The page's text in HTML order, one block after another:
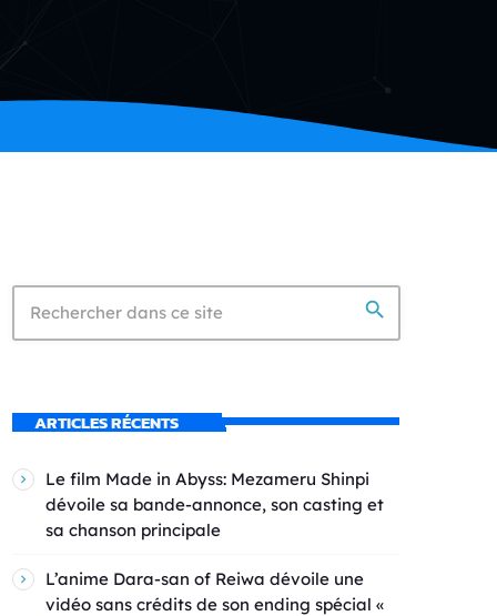
search
ARTICLES RÉCENTS
Le film Made in Abyss: Mezameru Shinpi
dévoile sa bande-annonce, son casting et
sa chanson principale
L’anime Dara-san of Reiwa dévoile une
vidéo sans crédits de son ending spécial «